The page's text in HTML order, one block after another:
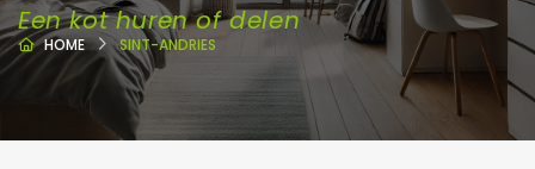
Een kot huren of delen
HOME SINT-ANDRIES